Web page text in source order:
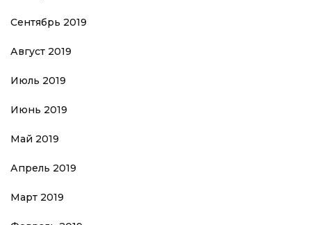
Сентябрь 2019
Август 2019
Июль 2019
Июнь 2019
Май 2019
Апрель 2019
Март 2019